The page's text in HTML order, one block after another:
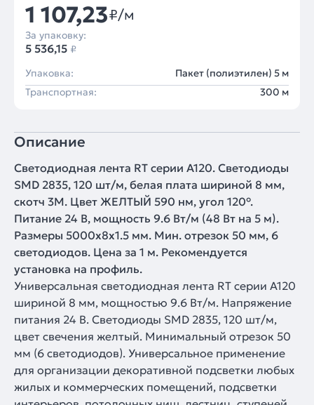
1 107,23₽/м
За упаковку:
5 536,15 ₽
Упаковка:
Пакет (полиэтилен) 5 м
Транспортная:
300 м
Описание
Светодиодная лента RT серии A120. Светодиоды
SMD 2835, 120 шт/м, белая плата шириной 8 мм,
скотч 3M. Цвет ЖЕЛТЫЙ 590 нм, угол 120°.
Питание 24 В, мощность 9.6 Вт/м (48 Вт на 5 м).
Размеры 5000x8x1.5 мм. Мин. отрезок 50 мм, 6
светодиодов. Цена за 1 м. Рекомендуется
установка на профиль.
Универсальная светодиодная лента RT серии A120
шириной 8 мм, мощностью 9.6 Вт/м. Напряжение
питания 24 В. Светодиоды SMD 2835, 120 шт/м,
цвет свечения желтый. Минимальный отрезок 50
мм (6 светодиодов). Универсальное применение
для организации декоративной подсветки любых
жилых и коммерческих помещений, подсветки